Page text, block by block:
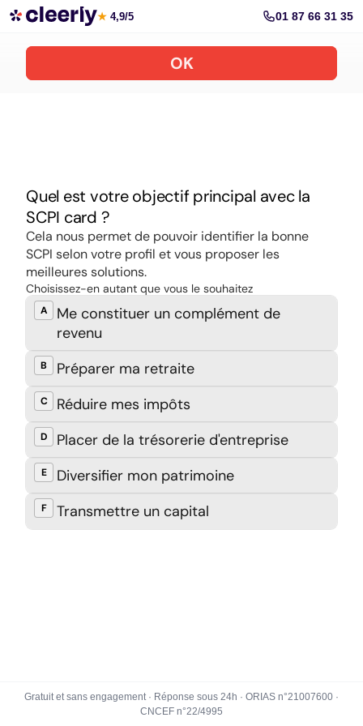
Souscrire aux meilleures SCPI en ligne
★ 4,9/5 01 87 66 31 35
Gratuit et sans engagement · Réponse sous 24h · ORIAS n°21007600 ·
CNCEF n°22/4995